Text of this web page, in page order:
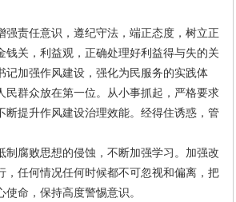
责任意识，遵纪守法，端正态度，树立正
关，利益观，正确处理好利益得与失的关
加强作风建设，强化为民服务的实践体
群众放在第一位。从小事抓起，严格要求
提升作风建设治理效能。经得住诱惑，管
腐败思想的侵蚀，不断加强学习。加强改
任何情况任何时候都不可忽视和偏离，把
命，保持高度警惕意识。